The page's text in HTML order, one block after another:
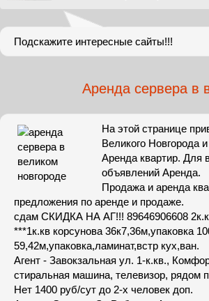
Подскажите интересные сайты!!!
Аренда сервера в
На этой странице
Великого Новгорода
Аренда квартир. Для
объявлений Аренда.
Продажа и аренда
предложения по аренде и продаже.
cдам СКИДКА НА АГ!!! 89646906608
***1к.кв корсунова 36к7,36м,упаковка
59,42м,упаковка,ламинат,встр кух,ван.
Агент - Завокзальная ул. 1-к.кв.,
стиральная машина, телевизор, рядом
Нет 1400 руб/сут до 2-х человек доп.